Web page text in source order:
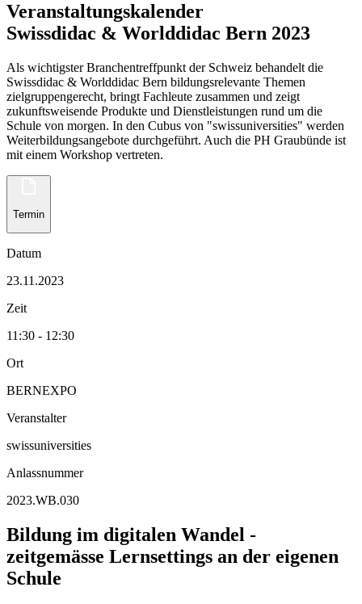
Veranstaltungskalender
Swissdidac & Worlddidac Bern 2023
Als wichtigster Branchentreffpunkt der Schweiz behandelt die
Swissdidac & Worlddidac Bern bildungsrelevante Themen
zielgruppengerecht, bringt Fachleute zusammen und zeigt
zukunftsweisende Produkte und Dienstleistungen rund um die
Schule von morgen. In den Cubus von "swissuniversities" werden
Weiterbildungsangebote durchgeführt. Auch die PH Graubünde ist
mit einem Workshop vertreten.
Termin
Datum
23.11.2023
Zeit
11:30 - 12:30
Ort
BERNEXPO
Veranstalter
swissuniversities
Anlassnummer
2023.WB.030
Bildung im digitalen Wandel -
zeitgemässe Lernsettings an der eigenen
Schule